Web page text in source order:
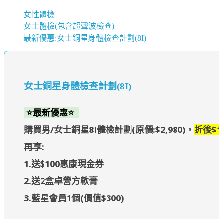
女性體檢
女士體檢(包含超聲波檢查)
最新優惠:女士銅星身體檢查計劃(8I)
女士銅星身體檢查計劃(8I)
⭐最新優惠⭐
購買男/女士銅星8I體檢計劃(原價:$2,980)， 折後
再享:
1.送$100惠康現金券
2.送2盒卓營方軟膏
3.藍星會員1個(價值$300)